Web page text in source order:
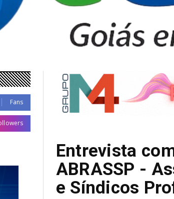
Entrevista
ABRASSP -
e Síndicos
Fans